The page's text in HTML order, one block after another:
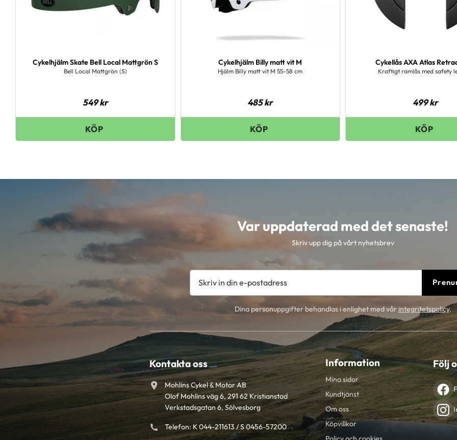
Cykelhjälm Skate Bell Local Mattgrön S
Bell Local Mattgrön (S)
549kr
Cykelhjälm Billy matt vit M
Hjälm Billy matt vit M 55-58 cm
485kr
Cykellås AXA Atlas
Kraftigt ramlås med safety
499kr
Var uppdaterad med det senaste!
Skriv upp dig på vårt nyhetsbrev
Dina personuppgifter behandlas i enlighet med vårintegritetspolicy.
Kontakta oss
Mohlins Cykel & Motor AB
Olof Mohlins väg 6, 291 62 Kristianstad
Verkstadsgatan 6, Sölvesborg
Telefon: K 044-211613 / S 0456-57200
Information
Mina sidor
Kundtjänst
Om oss
Köpvillkor
Följ